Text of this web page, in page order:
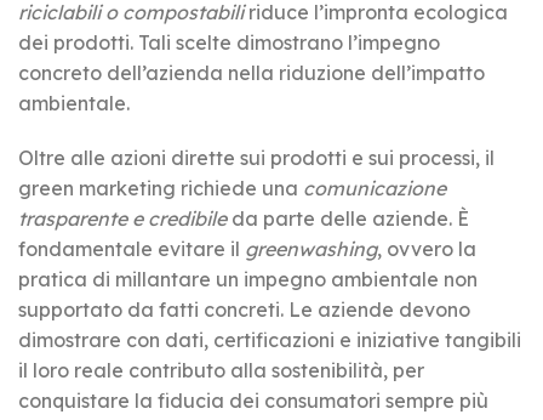
riciclabili o compostabiliriduce l’impronta ecologica
dei prodotti. Tali scelte dimostrano l’impegno
concreto dell’azienda nella riduzione dell’impatto
ambientale.
Oltre alle azioni dirette sui prodotti e sui processi, il
green marketing richiede una comunicazione
trasparente e credibileda parte delle aziende. È
fondamentale evitare il greenwashing, ovvero la
pratica di millantare un impegno ambientale non
supportato da fatti concreti. Le aziende devono
dimostrare con dati, certificazioni e iniziative tangibili
il loro reale contributo alla sostenibilità, per
conquistare la fiducia dei consumatori sempre più